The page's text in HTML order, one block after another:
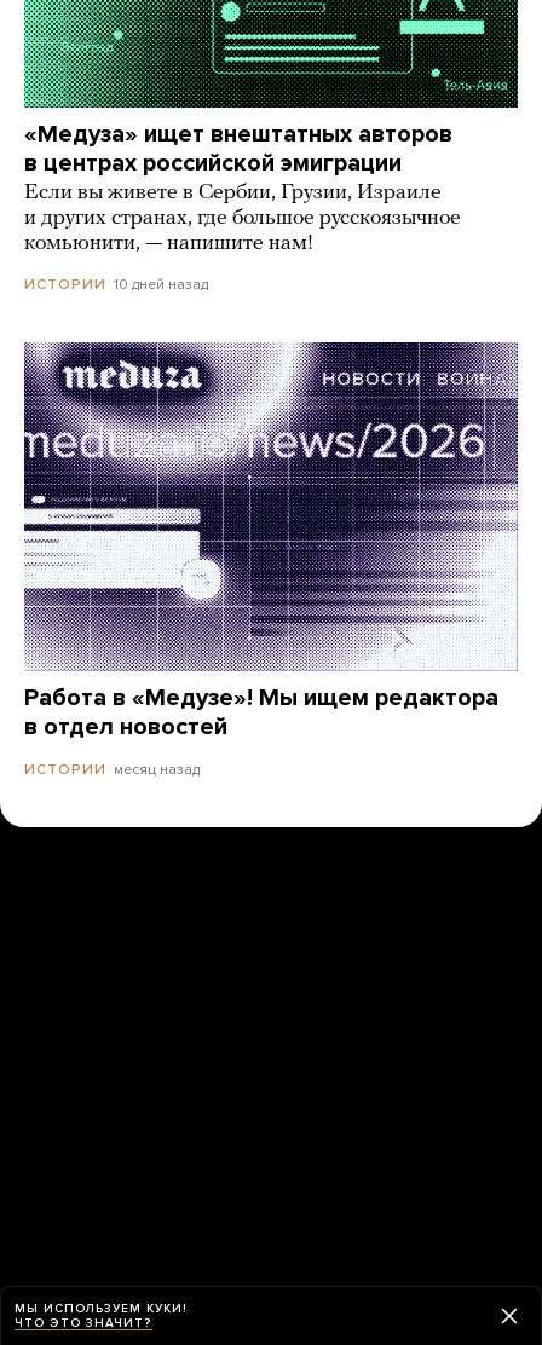
«Медуза» ищет внештатных авторов
в центрах российской эмиграции
Если вы живете в Сербии, Грузии, Израиле
и других странах, где большое русскоязычное
комьюнити, — напишите нам!
ИСТОРИИ 10 дней назад
Работа в «Медузе»! Мы ищем редактора
в отдел новостей
ИСТОРИИ месяц назад
МЫ ИСПОЛЬЗУЕМ КУКИ!
ЧТО ЭТО ЗНАЧИТ?